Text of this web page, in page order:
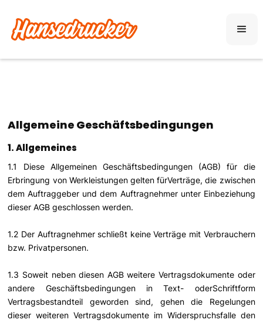
Allgemeine Geschäftsbedingungen
1. Allgemeines
1.1 Diese Allgemeinen Geschäftsbedingungen (AGB) für die
Erbringung von Werkleistungen gelten fürVerträge, die zwischen
dem Auftraggeber und dem Auftragnehmer unter Einbeziehung
dieser AGB geschlossen werden.
1.2 Der Auftragnehmer schließt keine Verträge mit Verbrauchern
bzw. Privatpersonen.
1.3 Soweit neben diesen AGB weitere Vertragsdokumente oder
andere Geschäftsbedingungen in Text- oderSchriftform
Vertragsbestandteil geworden sind, gehen die Regelungen
dieser weiteren Vertragsdokumente im Widerspruchsfalle den